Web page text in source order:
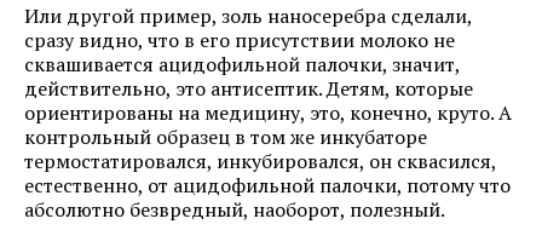
Или другой пример, золь наносеребра сделали,
сразу видно, что в его присутствии молоко не
сквашивается ацидофильной палочки, значит,
действительно, это антисептик. Детям, которые
ориентированы на медицину, это, конечно, круто. А
контрольный образец в том же инкубаторе
термостатировался, инкубировался, он сквасился,
естественно, от ацидофильной палочки, потому что
абсолютно безвредный, наоборот, полезный.